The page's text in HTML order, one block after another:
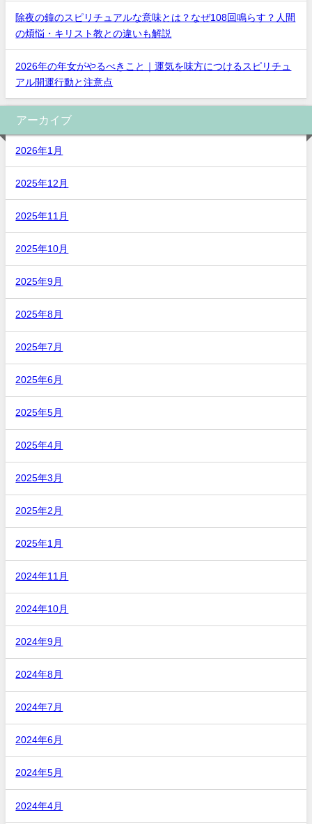
除夜の鐘のスピリチュアルな意味とは？なぜ108回鳴らす？人間
の煩悩・キリスト教との違いも解説
2026年の年女がやるべきこと｜運気を味方につけるスピリチュ
アル開運行動と注意点
アーカイブ
2026年1月
2025年12月
2025年11月
2025年10月
2025年9月
2025年8月
2025年7月
2025年6月
2025年5月
2025年4月
2025年3月
2025年2月
2025年1月
2024年11月
2024年10月
2024年9月
2024年8月
2024年7月
2024年6月
2024年5月
2024年4月